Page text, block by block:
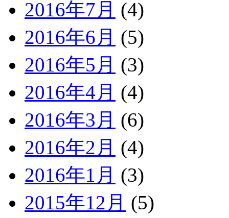
2016年7月 (4)
2016年6月 (5)
2016年5月 (3)
2016年4月 (4)
2016年3月 (6)
2016年2月 (4)
2016年1月 (3)
2015年12月 (5)